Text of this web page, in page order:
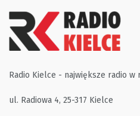
Radio Kielce - największe radio
ul. Radiowa 4, 25-317 Kielce